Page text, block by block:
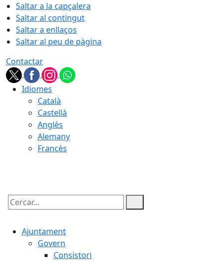
Saltar a la capçalera
Saltar al contingut
Saltar a enllaços
Saltar al peu de pàgina
Contactar
Idiomes
Català
Castellà
Anglès
Alemany
Francès
Cercar:
Ajuntament
Govern
Consistori